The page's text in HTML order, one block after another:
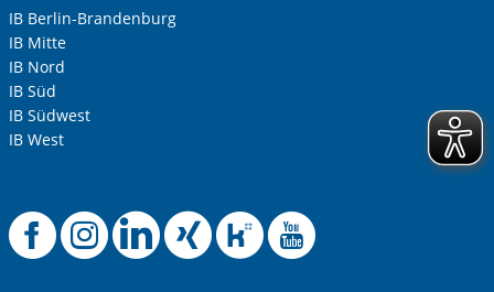
berufsspezifischen Themen
Find your Way to Work – Modul Bewerbungstraining, 166
UE
Informationen zum Arbeitsmarkt
Umfassendes Bewerbungstraining inkl. Einweisung in
die Nutzung der Jobbörse
IB Berlin-Brandenburg
IB Mitte
IB Nord
IB Süd
IB Südwest
IB West
Offizielle
Offizielle
Offizielle
Offizielle
Offizielle